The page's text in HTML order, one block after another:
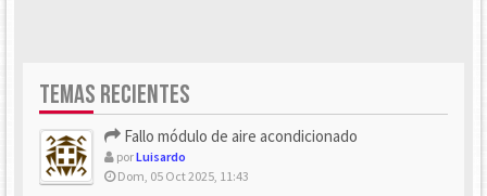
TEMAS RECIENTES
Fallo módulo de aire acondicionado
porLuisardo
Dom, 05 Oct 2025, 11:43